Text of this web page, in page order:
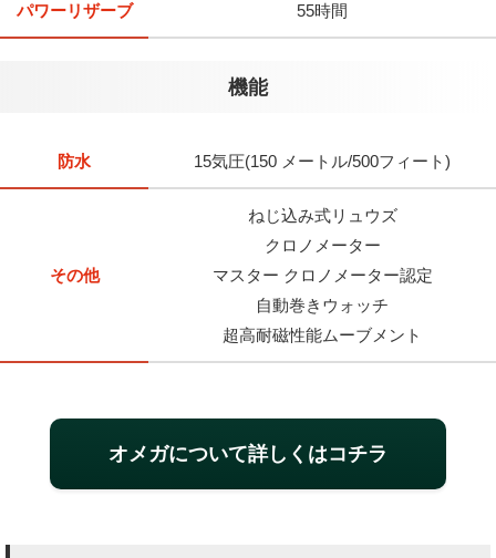
パワーリザーブ 55時間
機能
防水 15気圧(150 メートル/500フィート)
その他
ねじ込み式リュウズ
クロノメーター
マスター クロノメーター認定
自動巻きウォッチ
超高耐磁性能ムーブメント
オメガについて詳しくはコチラ